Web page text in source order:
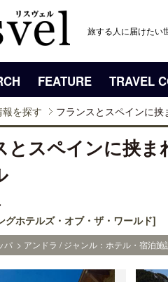
旅する人に届けたい
FEATURE TRAVEL
を探す フランスとスペインに
とスペインに挟ま
グホテルズ・オブ・ザ・ワールド]
パ > アンドラ / ジャンル：ホテル・宿泊施